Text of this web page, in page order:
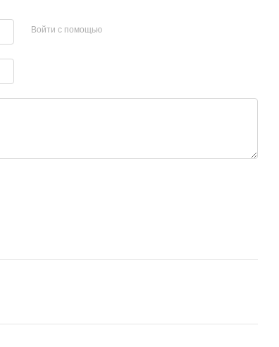
Войти с помощью